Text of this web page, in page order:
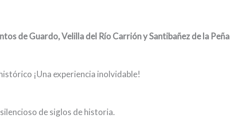
de Guardo, Velilla del Río Carrión y Santibañez de la Peña
¡Una experiencia inolvidable!
de siglos de historia.